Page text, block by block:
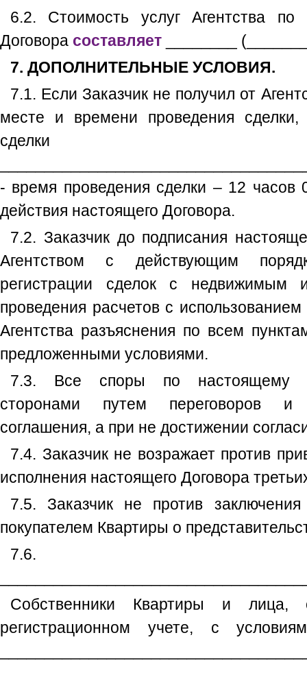
6.2. Стоимость услуг Агентства по
Договора составляет ________
7. ДОПОЛНИТЕЛЬНЫЕ УСЛОВИЯ.
7.1. Если Заказчик не получил от
месте и времени проведения
- время проведения сделки – 12 часов
действия настоящего Договора.
7.2. Заказчик до подписания
Агентством с действующим
регистрации сделок с недвижимым
проведения расчетов с
Агентства разъяснения по всем
предложенными условиями.
7.3. Все споры по настоящему
сторонами путем переговоров и
соглашения, а при не достижении
7.4. Заказчик не возражает против
исполнения настоящего Договора
7.5. Заказчик не против
покупателем Квартиры о
7.6.
Собственники Квартиры и
регистрационном учете, с